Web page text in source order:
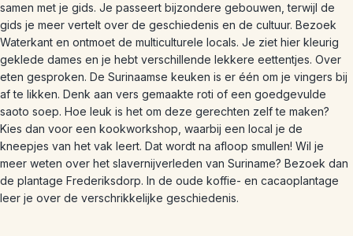
samen met je gids. Je passeert bijzondere gebouwen, terwijl de
gids je meer vertelt over de geschiedenis en de cultuur. Bezoek
Waterkant en ontmoet de multiculturele locals. Je ziet hier kleurig
geklede dames en je hebt verschillende lekkere eettentjes. Over
eten gesproken. De Surinaamse keuken is er één om je vingers bij
af te likken. Denk aan vers gemaakte roti of een goedgevulde
saoto soep. Hoe leuk is het om deze gerechten zelf te maken?
Kies dan voor een kookworkshop, waarbij een local je de
kneepjes van het vak leert. Dat wordt na afloop smullen! Wil je
meer weten over het slavernijverleden van Suriname? Bezoek dan
de plantage Frederiksdorp. In de oude koffie- en cacaoplantage
leer je over de verschrikkelijke geschiedenis.